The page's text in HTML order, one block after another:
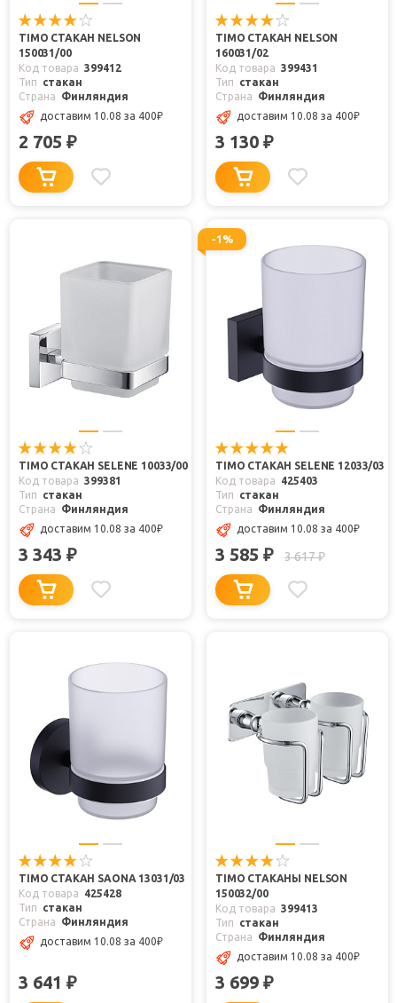
TIMO СТАКАН NELSON
150031/00
Код товара 399412
Тип
стакан
Страна
Финляндия
доставим 10.08 за 400₽
2 705 ₽
TIMO СТАКАН NELSON
160031/02
Код товара 399431
Тип
стакан
Страна
Финляндия
доставим 10.08 за 400₽
3 130 ₽
TIMO СТАКАН SELENE 10033/00
Код товара 399381
Тип
стакан
Страна
Финляндия
доставим 10.08 за 400₽
3 343 ₽
-1%
TIMO СТАКАН SELENE 12033/03
Код товара
425403
Тип
стакан
Страна
Финляндия
доставим 10.08 за 400₽
3 585 ₽ 3 617₽
TIMO СТАКАН SAONA 13031/03
Код товара
425428
Тип
стакан
Страна
Финляндия
доставим 10.08 за 400₽
3 641 ₽
TIMO СТАКАНЫ NELSON
150032/00
Код товара 399413
Тип
стакан
Страна
Финляндия
доставим 10.08 за 400₽
3 699 ₽